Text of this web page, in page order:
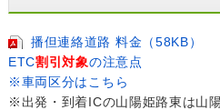
播但連絡道路 料金（58KB）
ETC割引対象の注意点
※車両区分はこちら
※出発・到着ICの山陽姫路東は山